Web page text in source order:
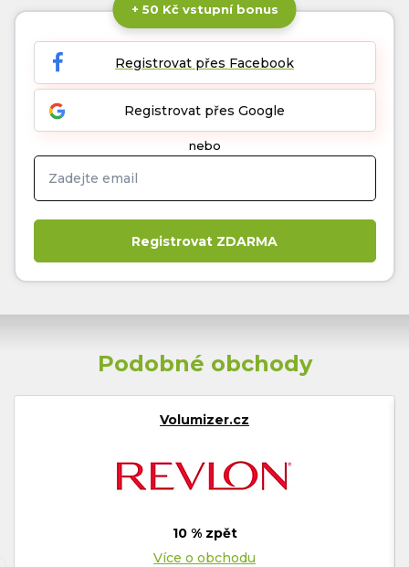
+ 50 Kč vstupní bonus
Registrovat přes Facebook
Registrovat přes Google
nebo
Podobné obchody
Volumizer.cz
10 % zpět
Více o obchodu